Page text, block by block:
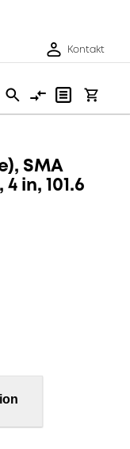
Kontakt
SMA
in, 101.6